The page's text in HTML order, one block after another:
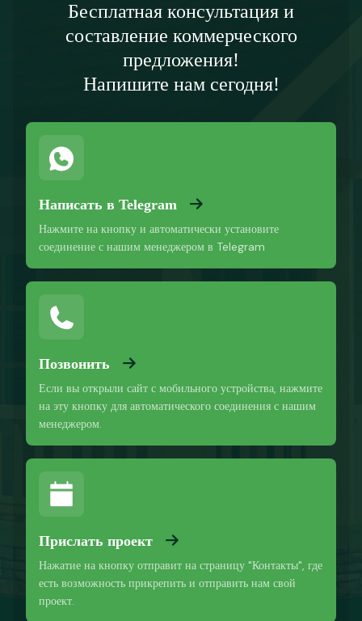
Бесплатная консультация и
составление коммерческого
предложения!
Напишите нам сегодня!
Написать в Telegram
Нажмите на кнопку и автоматически установите
соединение с нашим менеджером в Telegram
Позвонить
Если вы открыли сайт с мобильного устройства, нажмите
на эту кнопку для автоматического соединения с нашим
менеджером.
Прислать проект
Нажатие на кнопку отправит на страницу "Контакты", где
есть возможность прикрепить и отправить нам свой
проект.